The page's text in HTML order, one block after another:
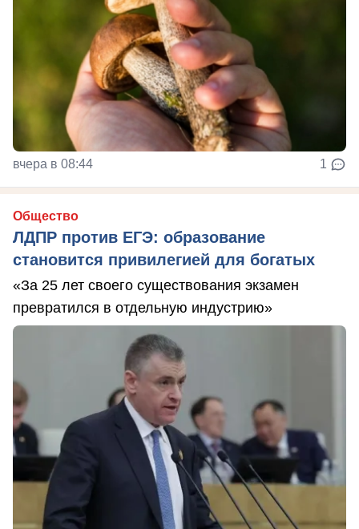
вчера в 08:44 1
Общество
ЛДПР против ЕГЭ: образование
становится привилегией для богатых
«За 25 лет своего существования экзамен
превратился в отдельную индустрию»